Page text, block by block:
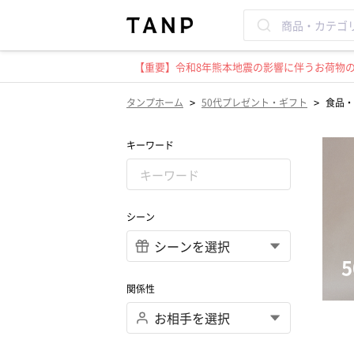
【重要】令和8年熊本地震の影響に伴うお荷
タンプホーム > 50代プレゼント・ギフト > 食品
キーワード
シーン
関係性